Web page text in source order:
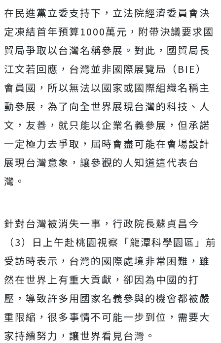
在民進黨立委支持下，立法院經濟委員會決
定凍結首年預算1000萬元，附帶決議要求國
貿局爭取以台灣名稱參展。對此，國貿局長
江文若回應，台灣並非國際展覽局（BIE）
會員國，所以無法以國家或國際組織名稱主
動參展，為了向全世界展現台灣的科技、人
文，友善，就只能以企業名義參展，但承諾
一定極力去爭取，屆時會盡可能在會場設計
展現台灣意象，讓參觀的人知道這代表台
灣。
針對台灣被消失一事，行政院長蘇貞昌今
（3）日上午赴桃園視察「龍潭科學園區」前
受訪時表示，台灣的國際處境非常困難，雖
然在世界上有重大貢獻，卻因為中國的打
壓，導致許多用國家名義參與的機會都被嚴
重限縮，很多事情不可能一步到位，需要大
家持續努力，讓世界看見台灣。